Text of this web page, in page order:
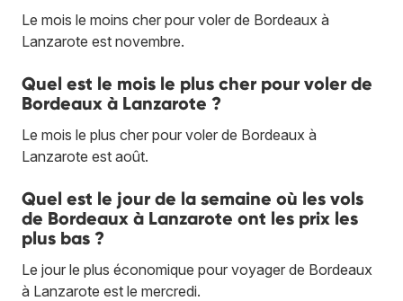
Le mois le moins cher pour voler de Bordeaux à
Lanzarote est novembre.
Quel est le mois le plus cher pour voler de
Bordeaux à Lanzarote ?
Le mois le plus cher pour voler de Bordeaux à
Lanzarote est août.
Quel est le jour de la semaine où les vols
de Bordeaux à Lanzarote ont les prix les
plus bas ?
Le jour le plus économique pour voyager de Bordeaux
à Lanzarote est le mercredi.